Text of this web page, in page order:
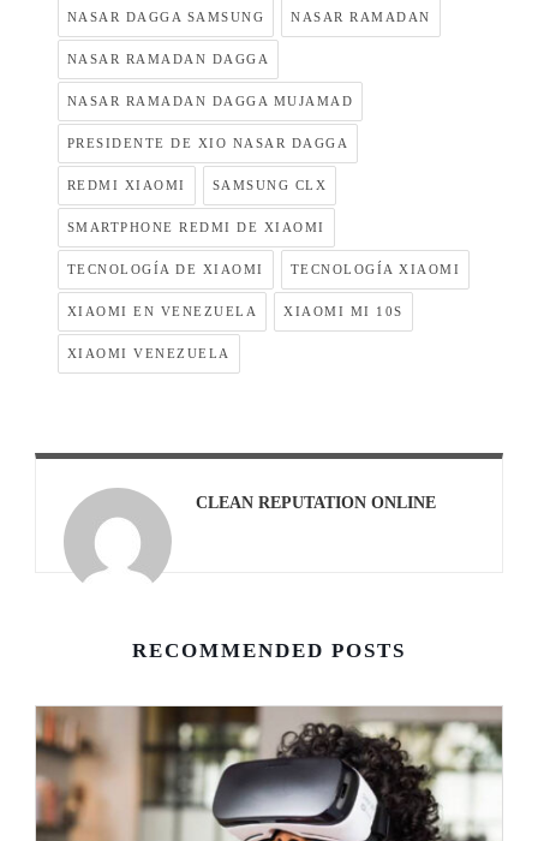
NASAR DAGGA SAMSUNG NASAR RAMADAN
NASAR RAMADAN DAGGA
NASAR RAMADAN DAGGA MUJAMAD
PRESIDENTE DE XIO NASAR DAGGA
REDMI XIAOMI SAMSUNG CLX
SMARTPHONE REDMI DE XIAOMI
TECNOLOGÍA DE XIAOMI TECNOLOGÍA XIAOMI
XIAOMI EN VENEZUELA XIAOMI MI 10S
XIAOMI VENEZUELA
CLEAN REPUTATION ONLINE
RECOMMENDED POSTS